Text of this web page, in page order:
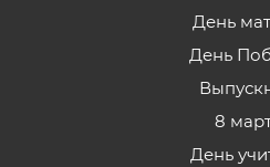
День
День
8
День